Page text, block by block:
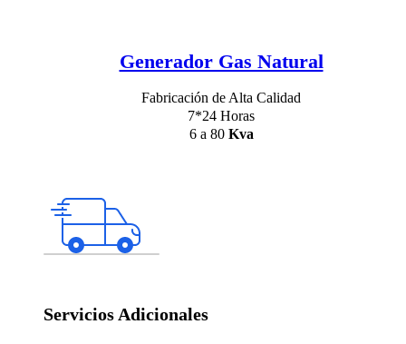
Generador Gas Natural
Fabricación de Alta Calidad
7*24 Horas
6 a 80 Kva
Servicios Adicionales